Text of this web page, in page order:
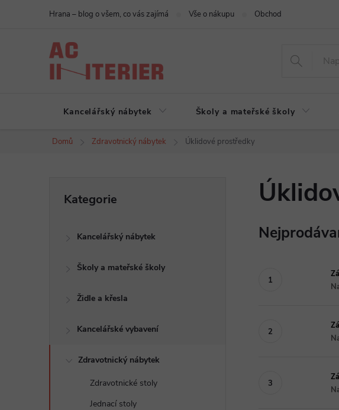
Hrana – blog o všem, co vás zajímá Vše o nákupu Obchodní podmínky
Kancelářský nábytek Školy a mateřské školy
Domů Zdravotnický nábytek Úklidové prostředky
a
kategorie
Kategorie
Kancelářský nábytek
Školy a mateřské školy
Židle a křesla
Kancelářské vybavení
Zdravotnický nábytek
Zdravotnické stoly
Jednací stoly